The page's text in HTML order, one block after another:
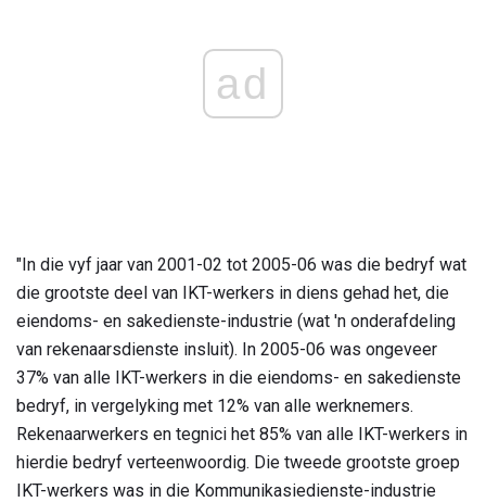
ad
"In die vyf jaar van 2001-02 tot 2005-06 was die bedryf wat
die grootste deel van IKT-werkers in diens gehad het, die
eiendoms- en sakedienste-industrie (wat 'n onderafdeling
van rekenaarsdienste insluit). In 2005-06 was ongeveer
37% van alle IKT-werkers in die eiendoms- en sakedienste
bedryf, in vergelyking met 12% van alle werknemers.
Rekenaarwerkers en tegnici het 85% van alle IKT-werkers in
hierdie bedryf verteenwoordig. Die tweede grootste groep
IKT-werkers was in die Kommunikasiedienste-industrie